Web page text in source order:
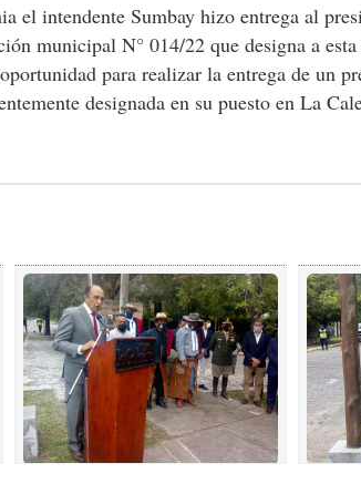
el intendente Sumbay hizo entrega al
municipal N° 014/22 que designa a
para realizar la entrega de un
designada en su puesto en La